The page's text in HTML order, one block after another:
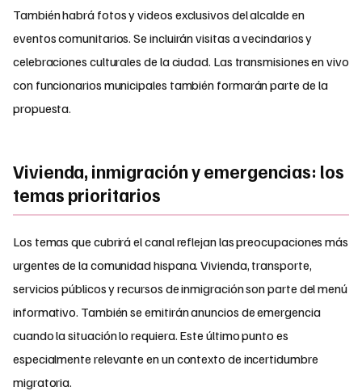
También habrá fotos y videos exclusivos del alcalde en
eventos comunitarios. Se incluirán visitas a vecindarios y
celebraciones culturales de la ciudad. Las transmisiones en vivo
con funcionarios municipales también formarán parte de la
propuesta.
Vivienda, inmigración y emergencias: los
temas prioritarios
Los temas que cubrirá el canal reflejan las preocupaciones más
urgentes de la comunidad hispana. Vivienda, transporte,
servicios públicos y recursos de inmigración son parte del menú
informativo. También se emitirán anuncios de emergencia
cuando la situación lo requiera. Este último punto es
especialmente relevante en un contexto de incertidumbre
migratoria.